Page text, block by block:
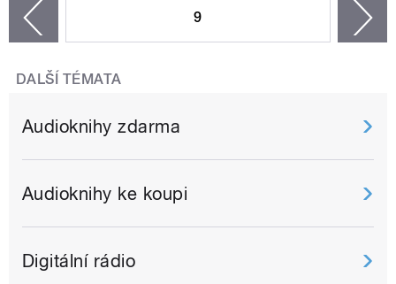
9
DALŠÍ TÉMATA
Audioknihy zdarma
Audioknihy ke koupi
Digitální rádio